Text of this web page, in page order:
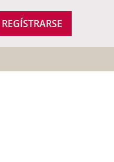
REGÍSTRARSE